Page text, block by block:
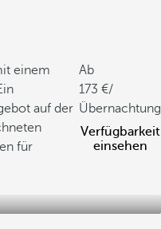
einem
auf der
für
Ab
173
/
Übernachtung
Verfügbarkeit
einsehen